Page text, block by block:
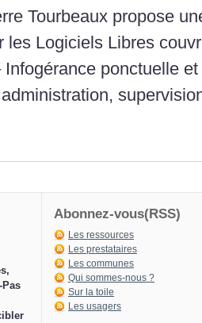
Tourbeaux propose
les Logiciels Libres
ponctuelle
Abonnez-vous(RSS)
Les ressources
Les prestataires
Les communes
Qui sommes-nous ?
Sur la toile
Les usagers